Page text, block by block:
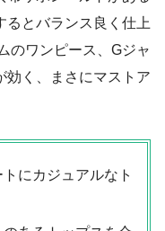
るとバランス良く仕上
のワンピース、Gジャ
効く、まさにマストア
にカジュアルなト